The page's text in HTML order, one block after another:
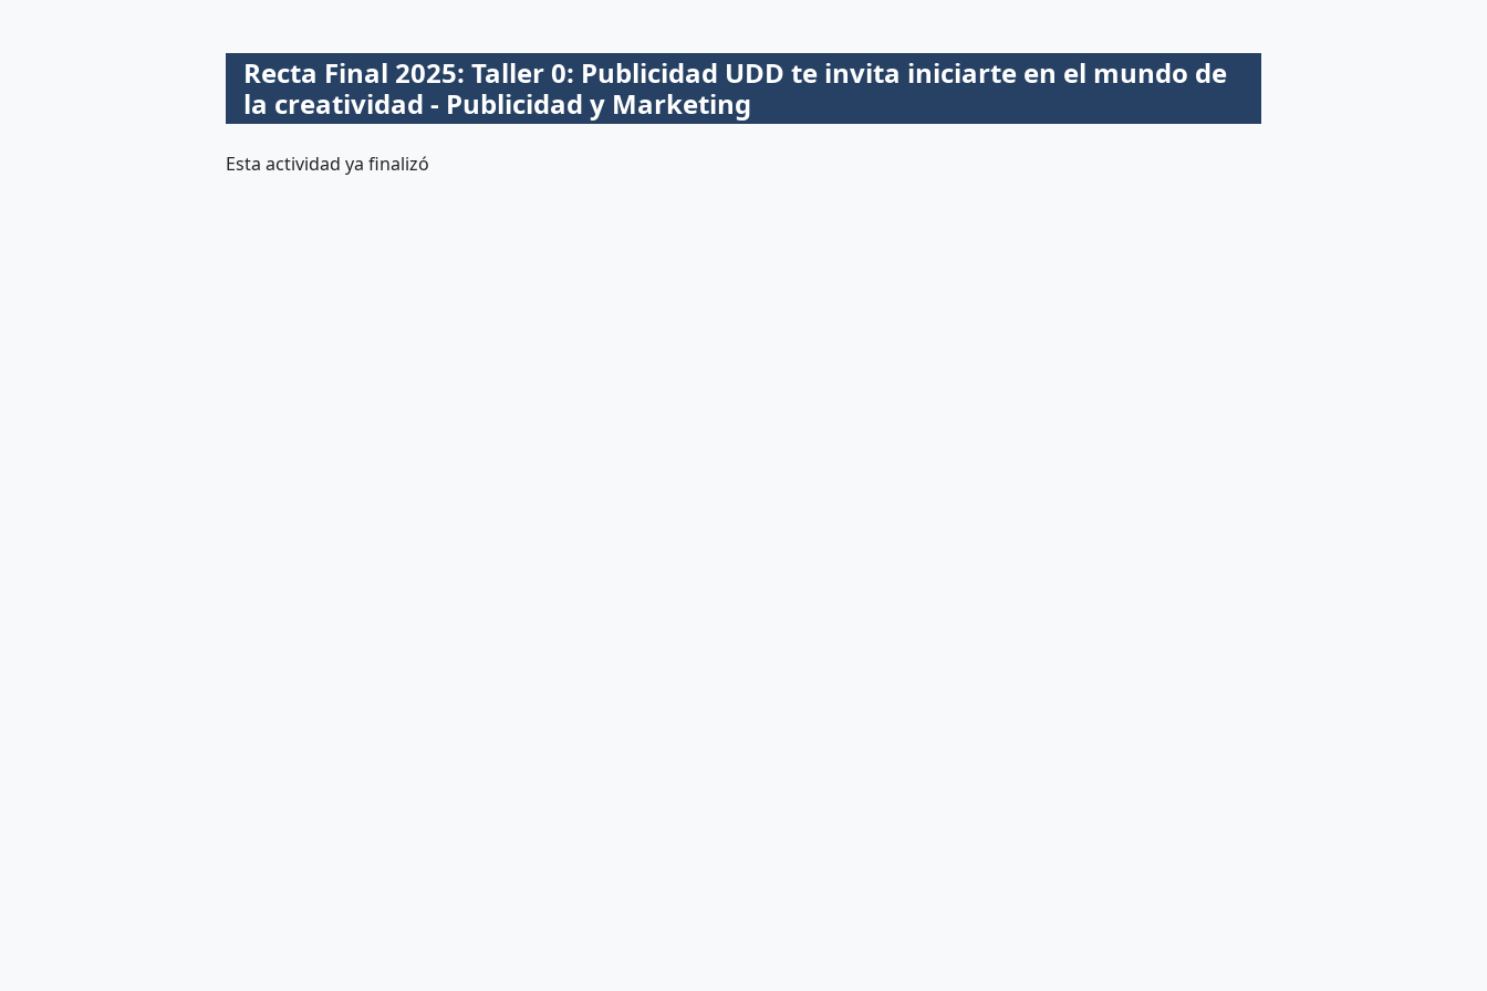
Recta Final 2025: Taller 0: Publicidad UDD te invita iniciarte en el mundo de
la creatividad - Publicidad y Marketing
Esta actividad ya finalizó